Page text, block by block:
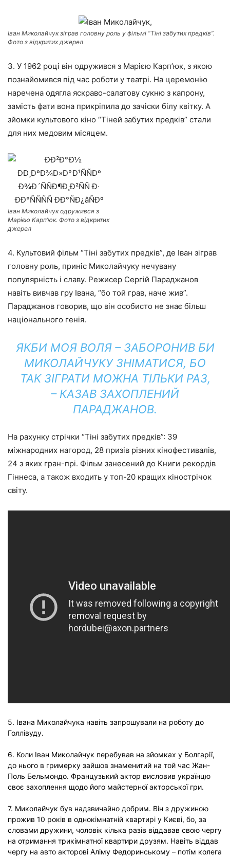
Іван Миколайчук зіграв головну роль у фільмі “Тіні забутих предків”.
Фото з відкритих джерел
3. У 1962 році він одружився з Марією Карп’юк, з якою
познайомився під час роботи у театрі. На церемонію
наречена одягла яскраво-салатову сукню з капрону,
замість фати вона прикріпила до зачіски білу квітку. А
зйомки культового кіно “Тіней забутих предків” стали
для них медовим місяцем.
Іван Миколайчук одружився з
Марією Карп’юк. Фото з відкритих
джерел
4. Культовий фільм “Тіні забутих предків”, де Іван зіграв
головну роль, приніс Миколайчуку нечувану
популярність і славу. Режисер Сергій Параджанов
навіть вивчав гру Івана, “бо той грав, наче жив”.
Параджанов говорив, що він особисто не знає більш
національного генія.
ЯКБИ МОЯ ВОЛЯ – ЗАБОРОНИВ БИ
МИКОЛАЙЧУКУ ЗНІМАТИСЯ, БО
ТАК ЗІГРАТИ МОЖНА ТІЛЬКИ РАЗ,
– КАЗАВ ЗАХОПЛЕНИЙ
ПАРАДЖАНОВ.
На рахунку стрічки “Тіні забутих предків”: 39
міжнародних нагород, 28 призів різних кінофестивалів,
24 з яких гран-прі. Фільм занесений до Книги рекордів
Гіннеса, а також входить у топ-20 кращих кінострічок
світу.
5. Івана Миколайчука навіть запрошували на роботу до
Голлівуду.
6. Коли Іван Миколайчук перебував на зйомках у Болгарії,
до нього в гримерку зайшов знаменитий на той час Жан-
Поль Бельмондо. Французький актор висловив українцю
своє захоплення щодо його майстерної акторської гри.
7. Миколайчук був надзвичайно добрим. Він з дружиною
прожив 10 років в однокімнатній квартирі у Києві, бо, за
словами дружини, чоловік кілька разів віддавав свою чергу
на отримання трикімнатної квартири друзям. Навіть віддав
чергу на авто акторові Аліму Федоринському – потім колега